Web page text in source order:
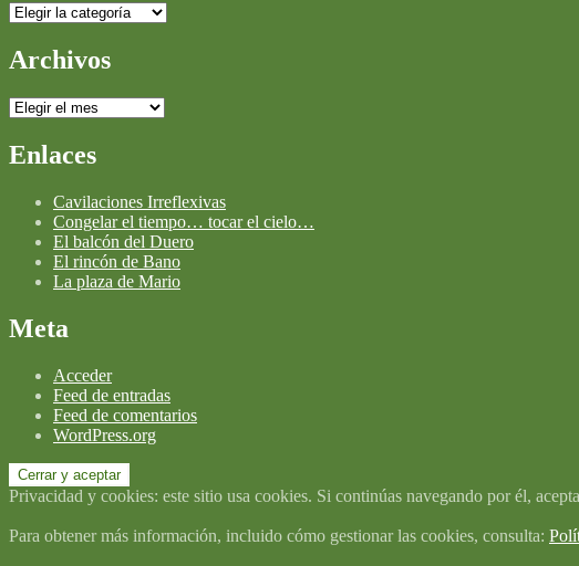
Categorías
Archivos
Archivos
Enlaces
Cavilaciones Irreflexivas
Congelar el tiempo… tocar el cielo…
El balcón del Duero
El rincón de Bano
La plaza de Mario
Meta
Acceder
Feed de entradas
Feed de comentarios
WordPress.org
Privacidad y cookies: este sitio usa cookies. Si continúas navegando por él,
Para obtener más información, incluido cómo gestionar las cookies, consulta: